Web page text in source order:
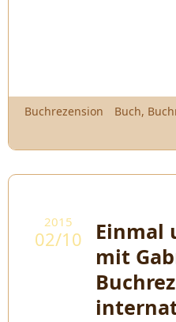
Buchrezension Buch,
2015
02/10
Einmal
mit